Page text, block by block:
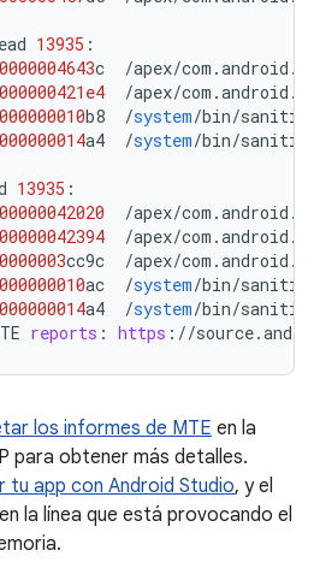
13935 :
c /apex/com .android .
/apex/com .android .
b8 /system/bin/
a4 /system/bin/
13935 :
/apex/com .android .
/apex/com .android .
cc9c /apex/com .android .
ac /system/bin/
a4 /system/bin/
reports : https : //source.
los informes de MTE en la
para obtener más detalles.
tu app con Android Studio, y el
la línea que está provocando el